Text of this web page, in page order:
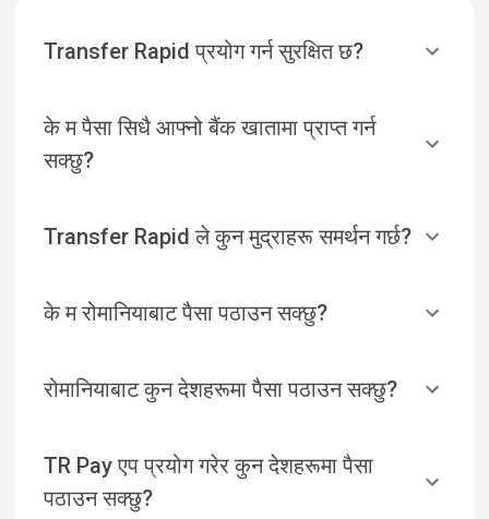
Transfer Rapid प्रयोग गर्न सुरक्षित छ?
के म पैसा सिधै आफ्नो बैंक खातामा प्राप्त गर्न
सक्छु?
Transfer Rapid ले कुन मुद्राहरू समर्थन गर्छ?
के म रोमानियाबाट पैसा पठाउन सक्छु?
रोमानियाबाट कुन देशहरूमा पैसा पठाउन सक्छु?
TR Pay एप प्रयोग गरेर कुन देशहरूमा पैसा
पठाउन सक्छु?